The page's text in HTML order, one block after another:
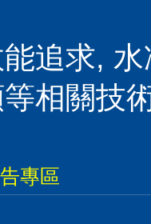
追求,
相關技
專區